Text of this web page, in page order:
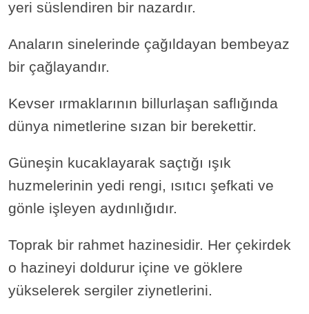
yeri süslendiren bir nazardır.
Anaların sinelerinde çağıldayan bembeyaz
bir çağlayandır.
Kevser ırmaklarının billurlaşan saflığında
dünya nimetlerine sızan bir berekettir.
Güneşin kucaklayarak saçtığı ışık
huzmelerinin yedi rengi, ısıtıcı şefkati ve
gönle işleyen aydınlığıdır.
Toprak bir rahmet hazinesidir. Her çekirdek
o hazineyi doldurur içine ve göklere
yükselerek sergiler ziynetlerini.